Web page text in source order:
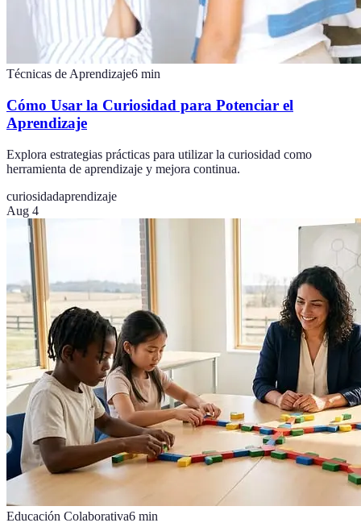
Técnicas de Aprendizaje6 min
Cómo Usar la Curiosidad para Potenciar el
Aprendizaje
Explora estrategias prácticas para utilizar la curiosidad como
herramienta de aprendizaje y mejora continua.
curiosidadaprendizaje
Aug 4
Educación Colaborativa6 min